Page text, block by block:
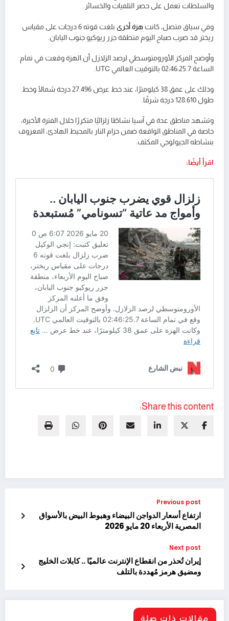
والسلطات تعمل على حصر التلفيات والخسائر.
وفي سياق متصل، كانت هزة أخرى
بلغت قوته 6 درجات على مقياس
ريختر قد ضرب صباح اليوم منطقة جزر ريوكيو جنوب اليابان.
وأوضح المركز الأورومتوسطي لرصد الزلازل أن الهزة وقعت في تمام
الساعة 02:46:25.7 بالتوقيت العالمي UTC.
وذلك على عمق 38 كيلومترًا، عند خط عرض 27.496 درجة شمالًا وخط
طول 128.610 درجة شرقًا.
وتشهد مناطق عدة في آسيا نشاطًا زلزاليًا متكررًا خلال الفترة الأخيرة،
خاصة في المناطق الواقعة ضمن حزام النار بالمحيط الهادئ، المعروف
بنشاطه الجيولوجي المكثف.
اقرأ أيضًا:
Share this content:
Previous post
ارتفاع أسعار الدواجن البيضاء وهبوط البيض بالأسواق
المصرية الأربعاء 20 مايو 2026
Next post
إيران تُحذر من انقطاع الإنترنت عالميًا .. كابلات الخليج
ومضيق هرمز مُهددة بالتلف
مقالات ذات صلة